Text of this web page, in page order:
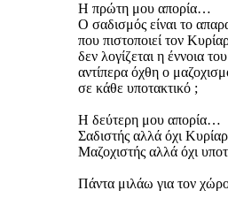
Η πρώτη μου απορία…
Ο σαδισμός είναι το
που πιστοποιεί τον
δεν λογίζεται η έννοια
αντίπερα όχθη ο
σε κάθε υποτακτικό ;
Η δεύτερη μου απορία…
Σαδιστής αλλά όχι
Μαζοχιστής αλλά όχι
Πάντα μιλάω για τον